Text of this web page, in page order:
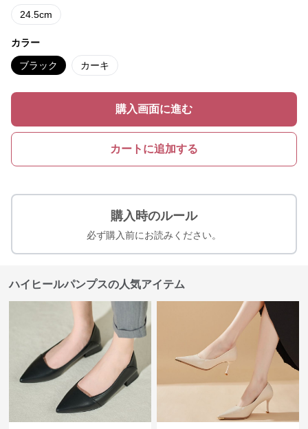
24.5cm
カラー
ブラック カーキ
購入画面に進む
カートに追加する
購入時のルール
必ず購入前にお読みください。
ハイヒールパンプスの人気アイテム